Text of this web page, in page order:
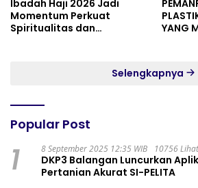
Ibadah Haji 2026 Jadi
Momentum Perkuat
Spiritualitas dan
YANG
Selengkapnya
Popular Post
1 8 September 2025 12:35 WIB 10756 Lihat
DKP3 Balangan Luncurkan
Pertanian Akurat SI-PELITA